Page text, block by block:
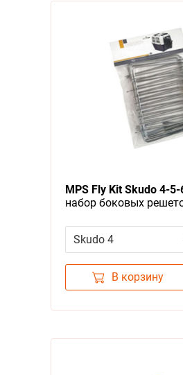
MPS Fly Kit Skudo 4-5-
набор боковых
Skudo 4
В корзину